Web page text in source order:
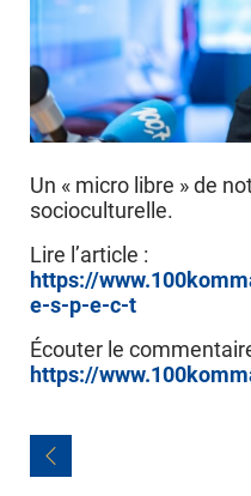
Un « micro libre » de
socioculturelle.
Lire l’article :
https://
e-s-p-e-c-t
Écouter le
https://
Navigation
de